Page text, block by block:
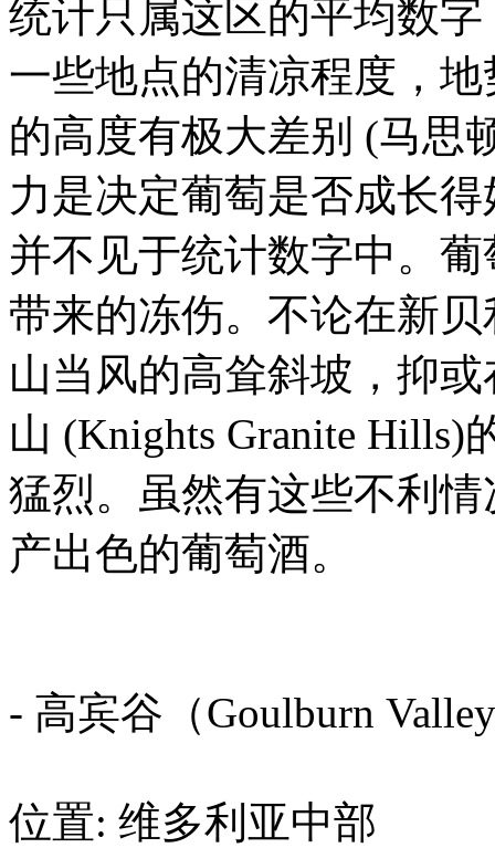
统计只属这区的平均数
一些地点的清凉程度，
的高度有极大差别 (马思
力是决定葡萄是否成长
并不见于统计数字中。
带来的冻伤。不论在新
山当风的高耸斜坡，抑
山 (Knights Granite
猛烈。虽然有这些不利
产出色的葡萄酒。
- 高宾谷（Goulburn
位置: 维多利亚中部